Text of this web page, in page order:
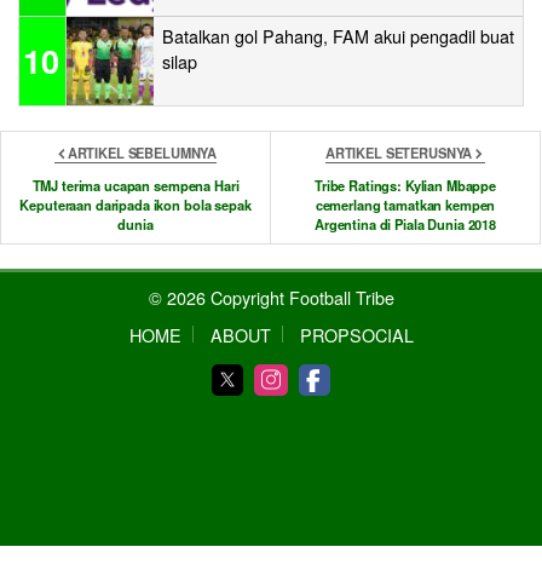
10
Batalkan gol Pahang, FAM akui pengadil buat
silap
ARTIKEL SEBELUMNYA
TMJ terima ucapan sempena Hari
Keputeraan daripada ikon bola sepak
dunia
ARTIKEL SETERUSNYA
Tribe Ratings: Kylian Mbappe
cemerlang tamatkan kempen
Argentina di Piala Dunia 2018
© 2026 Copyright Football Tribe
HOME
ABOUT PROPSOCIAL